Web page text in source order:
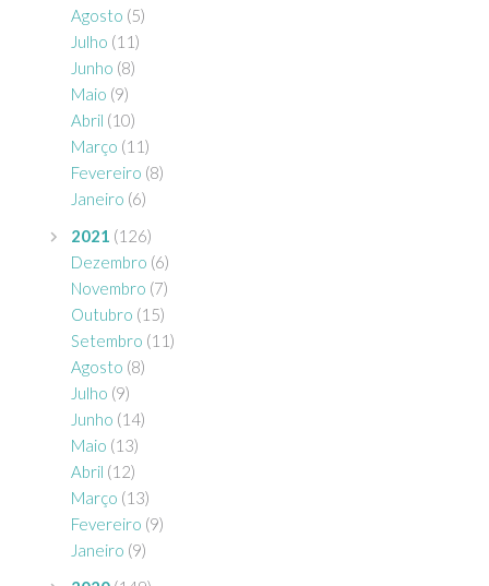
Agosto (5)
Julho (11)
Junho (8)
Maio (9)
Abril (10)
Março (11)
Fevereiro (8)
Janeiro (6)
2021 (126)
Dezembro (6)
Novembro (7)
Outubro (15)
Setembro (11)
Agosto (8)
Julho (9)
Junho (14)
Maio (13)
Abril (12)
Março (13)
Fevereiro (9)
Janeiro (9)